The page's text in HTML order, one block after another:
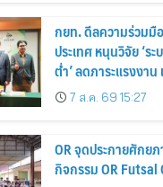
กยท. ดีลความร่วมมื
ประเทศ หนุนวิจัย ‘ร
ต่ำ’ ลดภาระแรงงา
การจัดการสวนยาง
ยาง
7 ส.ค. 69 15:27
OR จุดประกายศักย
กิจกรรม OR Futsal